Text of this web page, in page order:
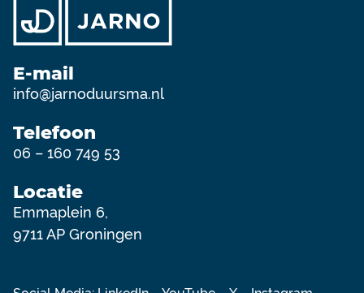
E-mail
info@jarnoduursma.nl
Telefoon
06 – 160 749 53
Locatie
Emmaplein 6,
9711 AP Groningen